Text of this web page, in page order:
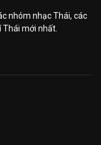
nhóm nhạc Thái, các
mới nhất.